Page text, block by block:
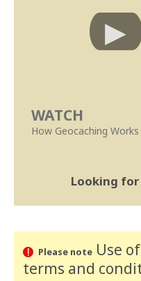
WATCH
How Geocaching Works
Looking
Please noteUse
terms and